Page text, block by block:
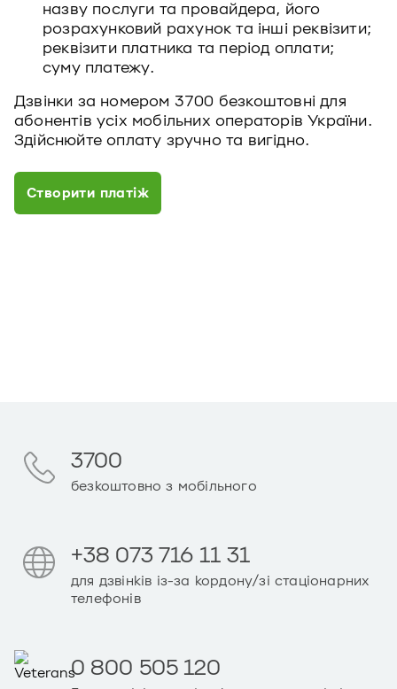
назву послуги та провайдера, його
розрахунковий рахунок та інші реквізити;
реквізити платника та період оплати;
суму платежу.
Дзвінки за номером 3700 безкоштовні для
абонентів усіх мобільних операторів України.
Здійснюйте оплату зручно та вигідно.
Створити платiж
3700
безкоштовно з мобільного
+38 073 716 11 31
для дзвінків із-за кордону/зі стаціонарних
телефонів
0 800 505 120